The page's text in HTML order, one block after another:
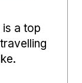
a top